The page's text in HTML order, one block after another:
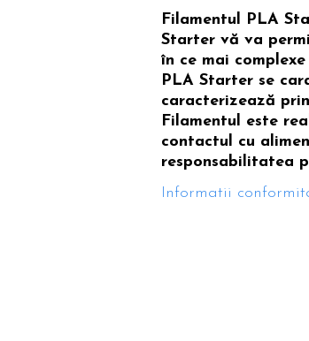
Filamentul PLA
Starter vă va
în ce mai
PLA Starter se
caracterizează
Filamentul este
contactul cu
responsabilitatea
Informatii